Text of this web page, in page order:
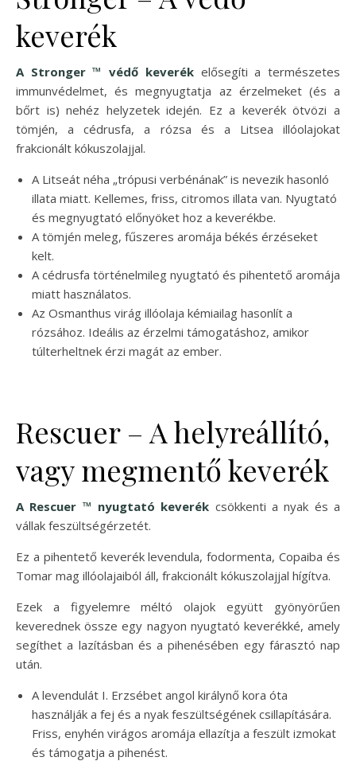
keverék
A Stronger ™ védő keverékelősegíti a természetes
immunvédelmet, és megnyugtatja az érzelmeket (és a
bőrt is) nehéz helyzetek idején. Ez a keverék ötvözi a
tömjén, a cédrusfa, a rózsa és a Litsea illóolajokat
frakcionált kókuszolajjal.
A Litseát néha „trópusi verbénának” is nevezik hasonló
illata miatt. Kellemes, friss, citromos illata van. Nyugtató
és megnyugtató előnyöket hoz a keverékbe.
A tömjén meleg, fűszeres aromája békés érzéseket
kelt.
A cédrusfa történelmileg nyugtató és pihentető aromája
miatt használatos.
Az Osmanthus virág illóolaja kémiailag hasonlít a
rózsához. Ideális az érzelmi támogatáshoz, amikor
túlterheltnek érzi magát az ember.
Rescuer – A helyreállító,
vagy megmentő keverék
A Rescuer ™ nyugtató keverék csökkenti a nyak és a
vállak feszültségérzetét.
Ez a pihentető keverék levendula, fodormenta, Copaiba és
Tomar mag illóolajaiból áll, frakcionált kókuszolajjal hígítva.
Ezek a figyelemre méltó olajok együtt gyönyörűen
keverednek össze egy nagyon nyugtató keverékké, amely
segíthet a lazításban és a pihenésében egy fárasztó nap
után.
A levendulát I. Erzsébet angol királynő kora óta
használják a fej és a nyak feszültségének csillapítására.
Friss, enyhén virágos aromája ellazítja a feszült izmokat
és támogatja a pihenést.